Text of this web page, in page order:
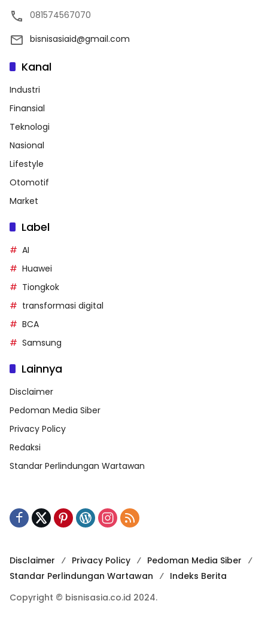
081574567070
bisnisasiaid@gmail.com
Kanal
Industri
Finansial
Teknologi
Nasional
Lifestyle
Otomotif
Market
Label
AI
Huawei
Tiongkok
transformasi digital
BCA
Samsung
Lainnya
Disclaimer
Pedoman Media Siber
Privacy Policy
Redaksi
Standar Perlindungan Wartawan
Disclaimer Privacy Policy
Pedoman Media Siber
Standar Perlindungan Wartawan
Indeks Berita
Copyright © bisnisasia.co.id 2024.